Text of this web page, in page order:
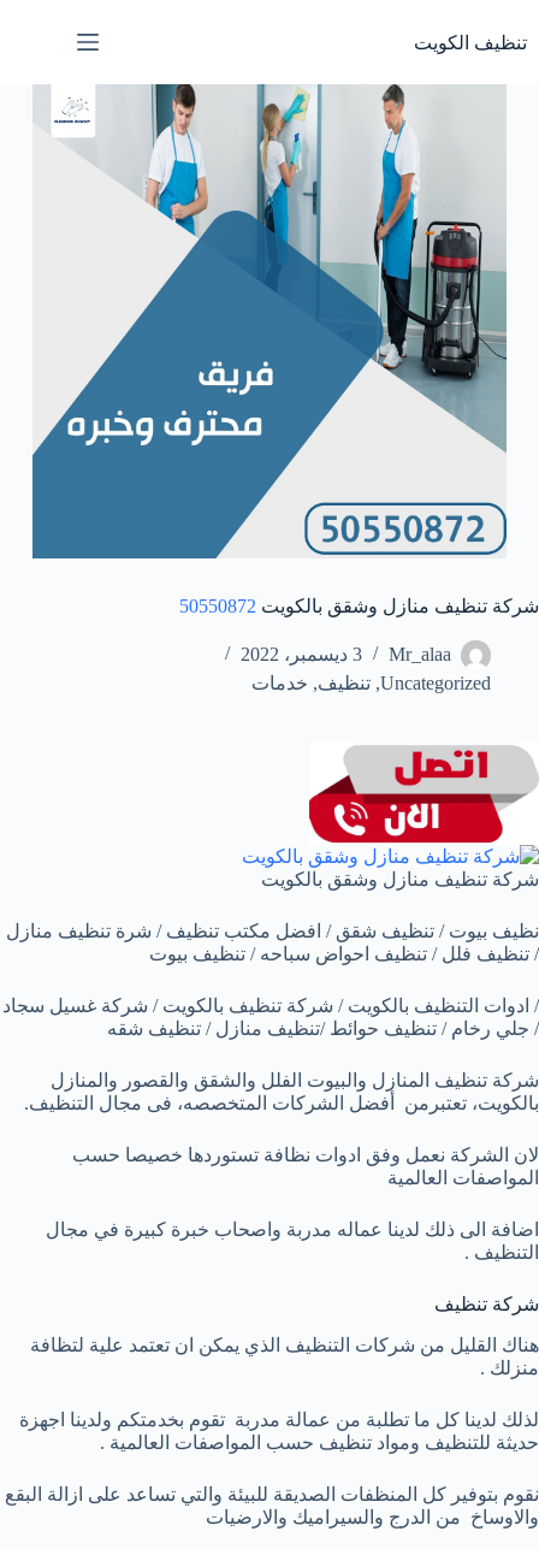
تنظيف الكويت
شركة تنظيف منازل وشقق بالكويت 50550872
Mr_alaa
3 ديسمبر، 2022
Uncategorized
, تنظيف, خدمات
شركة تنظيف منازل وشقق بالكويت
نظيف بيوت / تنظيف شقق / افضل مكتب تنظيف / شرة تنظيف منازل
/ تنظيف فلل / تنظيف احواض سباحه / تنظيف بيوت
/ ادوات التنظيف بالكويت / شركة تنظيف بالكويت / شركة غسيل سجاد
/ جلي رخام / تنظيف حوائط /تنظيف منازل / تنظيف شقه
شركة تنظيف المنازل والبيوت الفلل والشقق والقصور والمنازل
بالكويت، تعتبرمن أفضل الشركات المتخصصه، فى مجال التنظيف.
لان الشركة نعمل وفق ادوات نظافة تستوردها خصيصا حسب
المواصفات العالمية
اضافة الى ذلك لدينا عماله مدربة واصحاب خبرة كبيرة في مجال
التنظيف .
شركة تنظيف
هناك القليل من شركات التنظيف الذي يمكن ان تعتمد علية لتظافة
منزلك .
لذلك لدينا كل ما تطلبة من عمالة مدربة تقوم بخدمتكم ولدينا اجهزة
حديثة للتنظيف ومواد تنظيف حسب المواصفات العالمية .
نقوم بتوفير كل المنظفات الصديقة للبيئة والتي تساعد على ازالة البقع
والاوساخ من الدرج والسيراميك والارضيات